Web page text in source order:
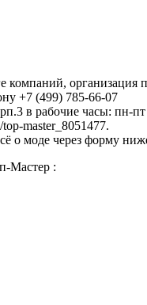
компаний,
+7 (499) 785-66-07
в рабочие часы: пн-
master_8051477.
о моде через форму
Мастер :